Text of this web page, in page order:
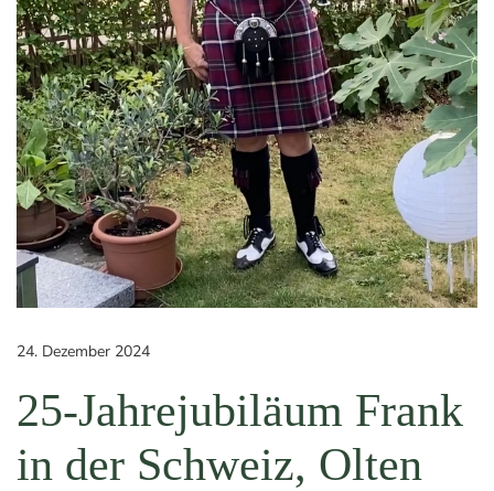
24. Dezember 2024
25-Jahrejubiläum Frank
in der Schweiz, Olten